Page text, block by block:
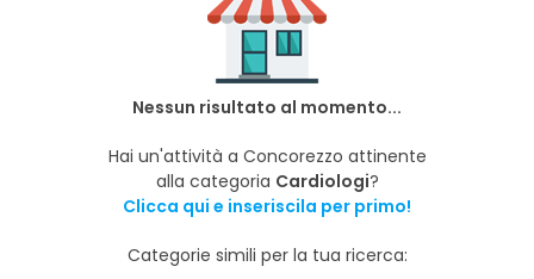
Nessun risultato al momento...
Hai un'attività a Concorezzo attinente
alla categoria Cardiologi?
Clicca qui e inseriscila per primo!
Categorie simili per la tua ricerca: